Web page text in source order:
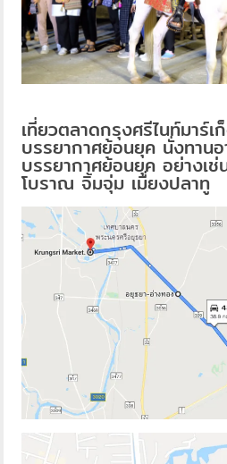
เที่ยวตลาดกรุงศรีไนท์มาร์
บรรยากาศย้อนยุค นั่งทาน
บรรยากาศย้อนยุค อย่างเ
โบราณ จิ้มจุ่ม เมี่ยงปลาทู